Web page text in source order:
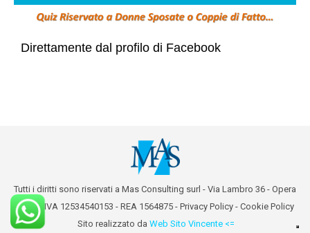
Direttamente dal profilo di Facebook
Tutti i diritti sono riservati a Mas Consulting surl - Via Lambro 36 - Opera
(MI) - P.IVA 12534540153 - REA 1564875 - Privacy Policy - Cookie Policy
Sito realizzato da Web Sito Vincente <=